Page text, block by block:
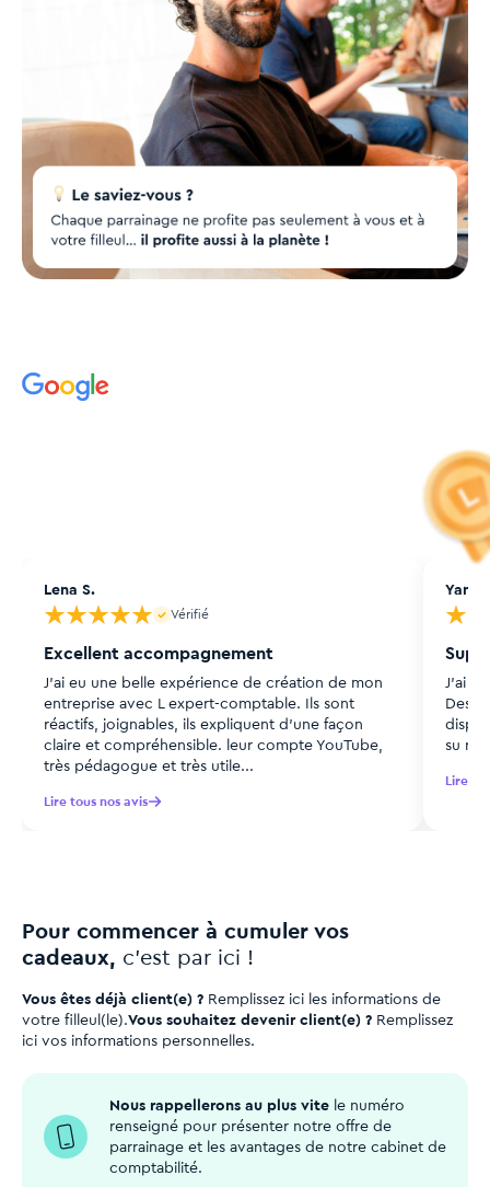
Lena S.
Vérifié
Excellent accompagnement
J’ai eu une belle expérience de création de mon
entreprise avec L expert-comptable. Ils sont
réactifs, joignables, ils expliquent d’une façon
claire et compréhensible. leur compte YouTube,
très pédagogue et très utile...
Lire tous nos avis
Yann
J'ai
su
Lire
Pour commencer à cumuler vos
cadeaux, c’est par ici !
Vous êtes déjà client(e) ? Remplissez ici les informations de
votre filleul(le).Vous souhaitez devenir client(e) ? Remplissez
ici vos informations personnelles.
Nous rappellerons au plus vite le numéro
renseigné pour présenter notre offre de
parrainage et les avantages de notre cabinet de
comptabilité.